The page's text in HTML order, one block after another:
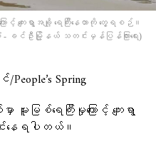
ကျေးရွာအချို့ ရေကြီးနေတာကို တွေ့ရစဉ်။
- ခင်ဦးမြို့နယ် သတင်းမှန်ပြန်ကြားရေး)
Spring
ြစ်ရေကြီးမှုကြောင့် ကျေးရွာ
းနေရပါတယ်။